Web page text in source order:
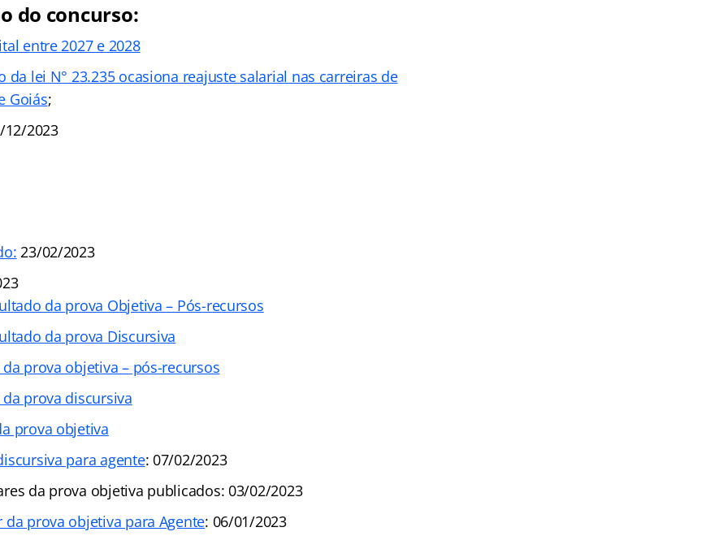
do concurso:
entre 2027 e 2028
da lei N° 23.235 ocasiona reajuste salarial nas carreiras de
Goiás;
12/2023
23/02/2023
da prova Objetiva – Pós-recursos
da prova Discursiva
da prova objetiva – pós-recursos
prova discursiva
prova objetiva
para agente: 07/02/2023
da prova objetiva publicados: 03/02/2023
prova objetiva para Agente: 06/01/2023